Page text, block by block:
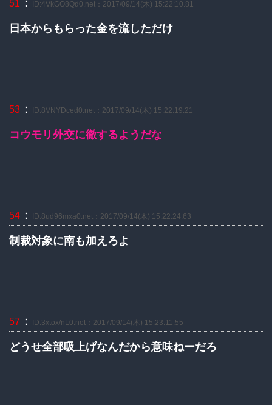
51 ID:4VkGO8Qd0.net：2017/09/14(木) 15:22:10.81
日本からもらった金を流しただけ
53 ： ID:8VNYDced0.net：2017/09/14(木) 15:22:19.21
コウモリ外交に徹するようだな
54 ： ID:8ud96mxa0.net：2017/09/14(木) 15:22:24.63
制裁対象に南も加えろよ
57 ： ID:3xtox/nL0.net：2017/09/14(木) 15:23:11.55
どうせ全部吸上げなんだから意味ねーだろ